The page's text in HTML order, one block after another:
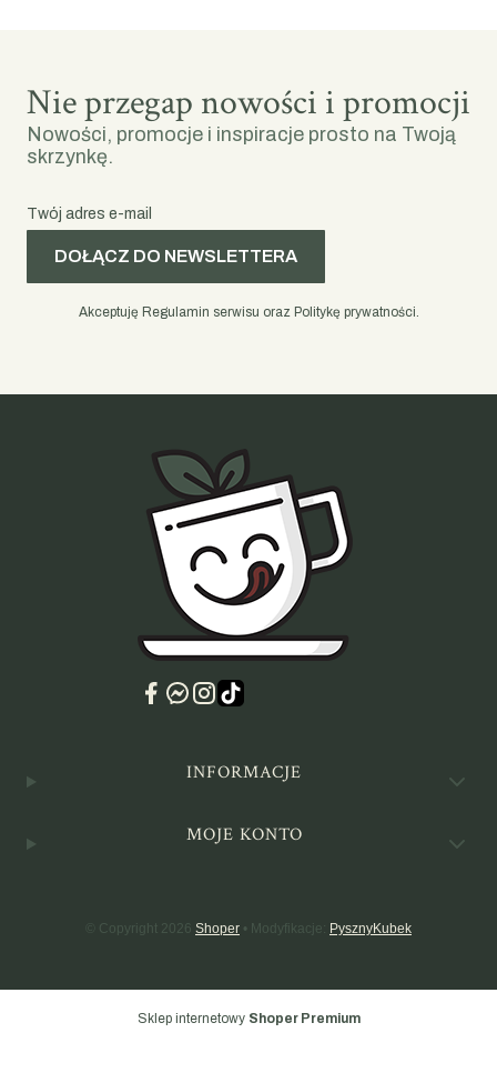
Nie przegap nowości i promocji
Nowości, promocje i inspiracje prosto na Twoją
skrzynkę.
Twój adres e-mail
DOŁĄCZ DO NEWSLETTERA
Akceptuję Regulamin serwisu oraz Politykę prywatności.
Linki w stopceINFORMACJE
MOJE KONTO
© Copyright 2026 Shoper • Modyfikacje: PysznyKubek
Sklep internetowy Shoper Premium